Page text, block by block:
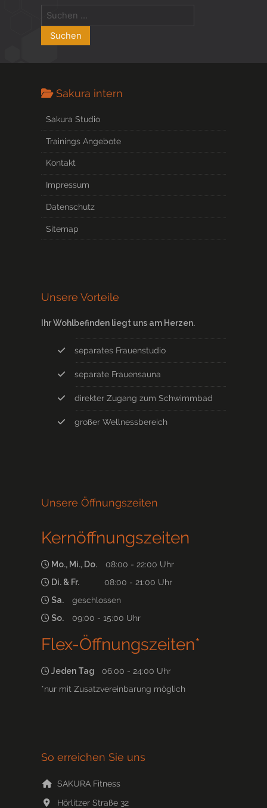
Sakura intern
Sakura Studio
Trainings Angebote
Kontakt
Impressum
Datenschutz
Sitemap
Unsere Vorteile
Ihr Wohlbefinden liegt uns am Herzen.
separates Frauenstudio
separate Frauensauna
direkter Zugang zum Schwimmbad
großer Wellnessbereich
Unsere Öffnungszeiten
Kernöffnungszeiten
Mo., Mi., Do.
08:00 - 22:00 Uhr
Di. & Fr.
08:00 - 21:00 Uhr
Sa.
geschlossen
So.
09:00 - 15:00 Uhr
Flex-Öffnungszeiten*
Jeden Tag 06:00 - 24:00 Uhr
*nur mit Zusatzvereinbarung möglich
So erreichen Sie uns
SAKURA Fitness
Hörlitzer Straße 32